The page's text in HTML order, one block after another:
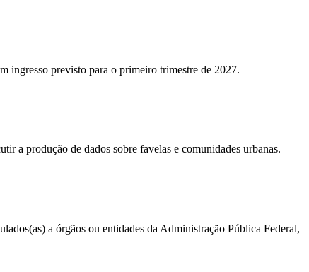
ingresso previsto para o primeiro trimestre de 2027.
a produção de dados sobre favelas e comunidades urbanas.
a órgãos ou entidades da Administração Pública Federal,